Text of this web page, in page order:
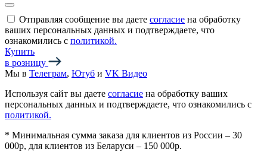
Отправляя сообщение вы даете согласие на обработку
ваших персональных данных и подтверждаете, что
ознакомились с политикой.
Купить
в розницу
Мы в Телеграм, Ютуб и VK Видео
Используя сайт вы даете согласие на обработку ваших
персональных данных и подтверждаете, что ознакомились с
политикой.
* Минимальная сумма заказа для клиентов из России – 30
000р, для клиентов из Беларуси – 150 000р.